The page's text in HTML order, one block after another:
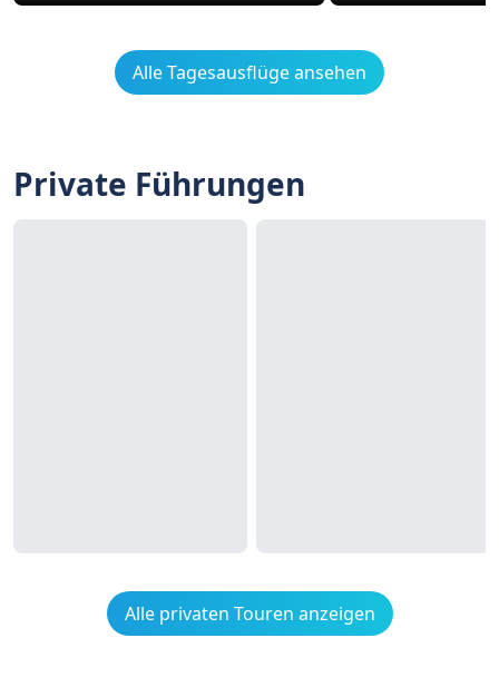
Alle Tagesausflüge ansehen
Private Führungen
Alle privaten Touren anzeigen